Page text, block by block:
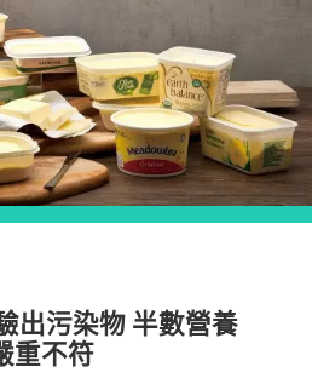
物 半數營養
重不符